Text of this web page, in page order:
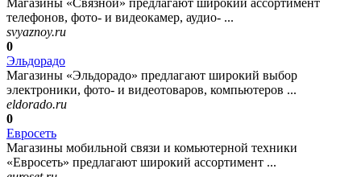
Магазины «Связной» предлагают широкий ассортимент
телефонов, фото- и видеокамер, аудио- ...
svyaznoy.ru
0
Эльдорадо
Магазины «Эльдорадо» предлагают широкий выбор
электроники, фото- и видеотоваров, компьютеров ...
eldorado.ru
0
Евросеть
Магазины мобильной связи и комьютерной техники
«Евросеть» предлагают широкий ассортимент ...